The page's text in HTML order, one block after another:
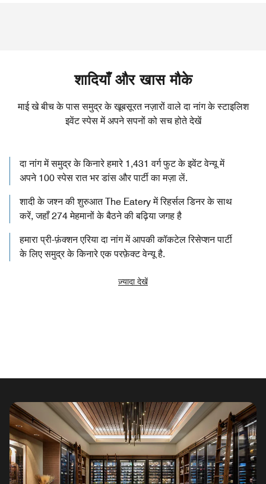
शादियाँ और खास मौके
माई खे बीच के पास समुद्र के खूबसूरत नज़ारों वाले दा नांग के स्टाइलिश
इवेंट स्पेस में अपने सपनों को सच होते देखें
दा नांग में समुद्र के किनारे हमारे 1,431 वर्ग फुट के इवेंट वेन्यू में
अपने 100 स्पेस रात भर डांस और पार्टी का मज़ा लें.
शादी के जश्न की शुरुआत The Eatery में रिहर्सल डिनर के साथ
करें, जहाँ 274 मेहमानों के बैठने की बढ़िया जगह है
हमारा प्री-फ़ंक्शन एरिया दा नांग में आपकी कॉकटेल रिसेप्शन पार्टी
के लिए समुद्र के किनारे एक परफ़ेक्ट वेन्यू है.
ज़्यादा देखें